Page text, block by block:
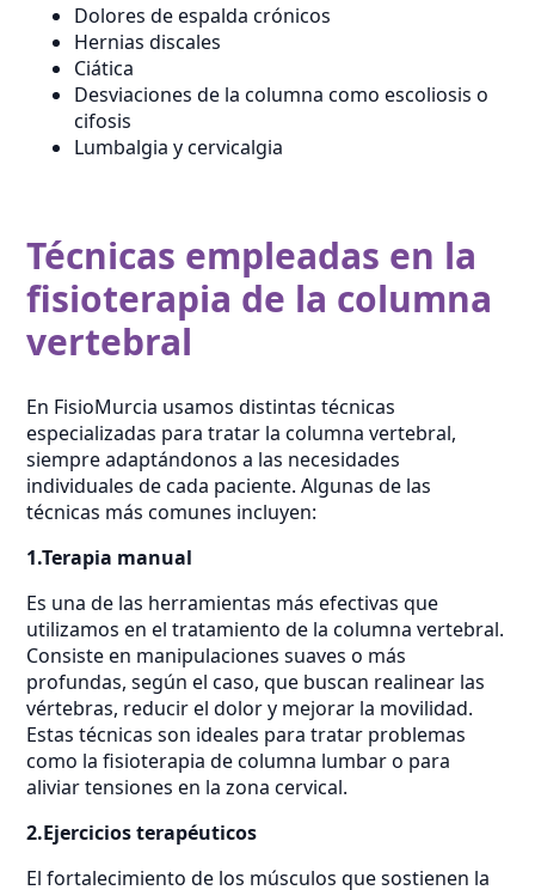
Dolores de espalda crónicos
Hernias discales
Ciática
Desviaciones de la columna como escoliosis o
cifosis
Lumbalgia y cervicalgia
Técnicas empleadas en la
fisioterapia de la columna
vertebral
En FisioMurcia usamos distintas técnicas
especializadas para tratar la columna vertebral,
siempre adaptándonos a las necesidades
individuales de cada paciente. Algunas de las
técnicas más comunes incluyen:
1.Terapia manual
Es una de las herramientas más efectivas que
utilizamos en el tratamiento de la columna vertebral.
Consiste en manipulaciones suaves o más
profundas, según el caso, que buscan realinear las
vértebras, reducir el dolor y mejorar la movilidad.
Estas técnicas son ideales para tratar problemas
como la fisioterapia de columna lumbar o para
aliviar tensiones en la zona cervical.
2.Ejercicios terapéuticos
El fortalecimiento de los músculos que sostienen la